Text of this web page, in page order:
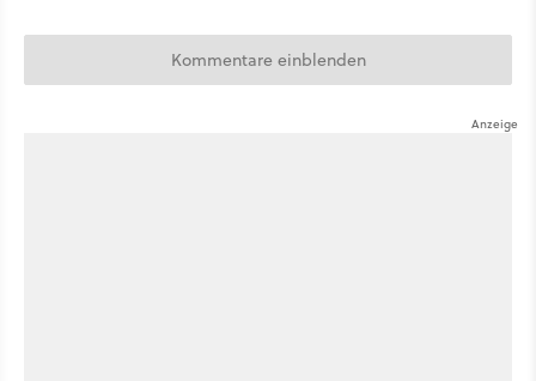
Kommentare einblenden